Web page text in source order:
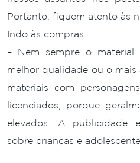
Portanto, fiquem atento às
Indo às compras:
– Nem sempre o
melhor qualidade ou o
materiais com
licenciados, porque
elevados. A publicidade
sobre crianças e